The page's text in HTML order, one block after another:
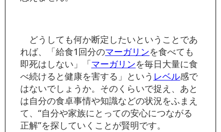
どうしても何か断定したいということであ
れば、「給食1回分のマーガリンを食べても
即死はしない」「マーガリンを毎日大量に食
べ続けると健康を害する」という レベル感で
はないでしょうか。そのくらいで捉え、あと
は自分の食卓事情や知識などの状況をふまえ
て、“自分や家族にとっての安心につながる
正解”を探していくことが賢明です。